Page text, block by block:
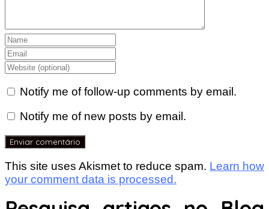
Notify me of follow-up comments by email.
Notify me of new posts by email.
This site uses Akismet to reduce spam. Learn how
your comment data is processed.